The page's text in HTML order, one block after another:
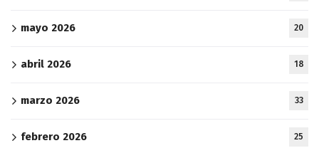
mayo 2026 20
abril 2026 18
marzo 2026 33
febrero 2026 25